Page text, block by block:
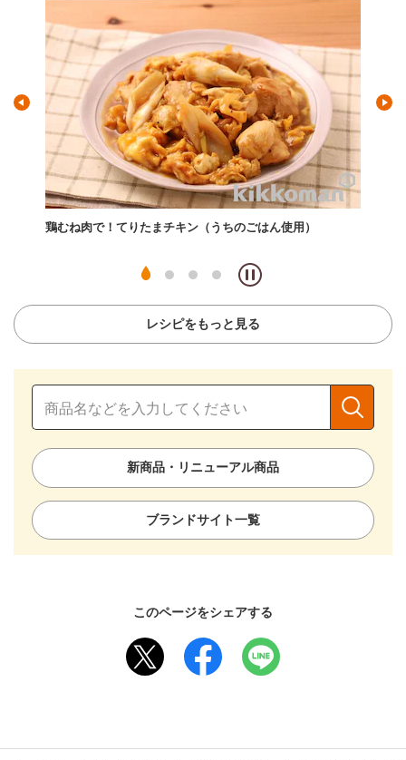
鶏むね肉で！てりたまチキン（うちのごはん使用）
レシピをもっと見る
新商品・リニューアル商品
ブランドサイト一覧
このページをシェアする